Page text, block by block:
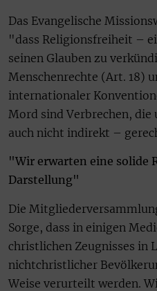
Das Evangelische
"dass Religionsfreiheit –
seinen Glauben zu
Menschenrechte (Art. 18)
internationaler
Mord sind Verbrechen,
auch nicht indirekt –
"Wir erwarten eine solide
Darstellung"
Die
Sorge, dass in einigen
christlichen Zeugnisses in
nichtchristlicher
Weise verurteilt werden.